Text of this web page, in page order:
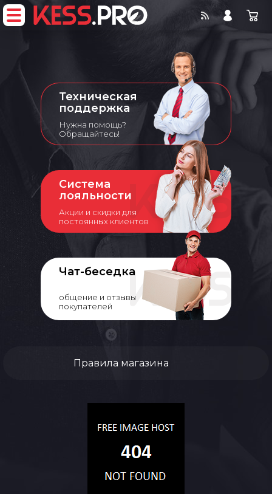
Техническая
поддержка
Нужна помощь?
Обращайтесь!
Система
лояльности
Акции и скидки для
постоянных клиентов
Чат-беседка
общение и отзывы
покупателей
Правила магазина